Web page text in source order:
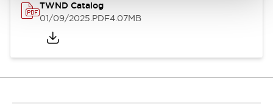
TWND Catalog
01/09/2025.PDF4.07MB